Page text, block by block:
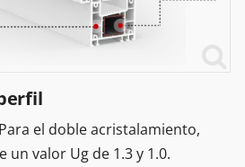
el doble acristalamiento,
un valor Ug de 1.3 y 1.0.